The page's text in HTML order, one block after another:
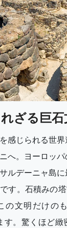
ざる巨石
感じられる世
へ。ヨーロッ
ルデーニャ島
す。石積みの
の文明だけの
。驚くほど緻